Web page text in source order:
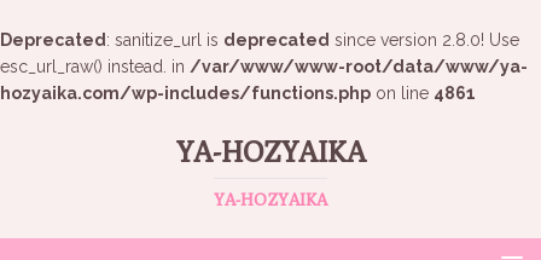
Deprecated : sanitize_url is deprecated since version 2.8.0! Use
esc_url_raw() instead. in /var/www/www-root/data/www/ya-
hozyaika.com/wp-includes/functions.php on line 4861
YA-HOZYAIKA
YA-HOZYAIKA